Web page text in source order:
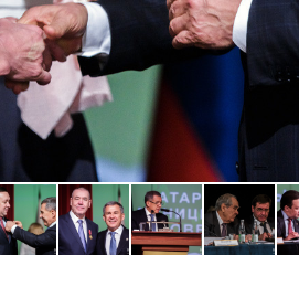
«Директорский невроз» –
когда человек не считает
свою сверхнагрузку
стрессом»